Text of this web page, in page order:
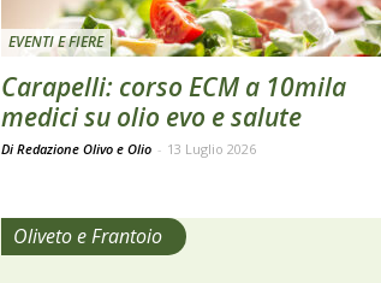
EVENTI E FIERE
Carapelli: corso ECM a 10mila
medici su olio evo e salute
Di Redazione Olivo e Olio - 13 Luglio 2026
Oliveto e Frantoio